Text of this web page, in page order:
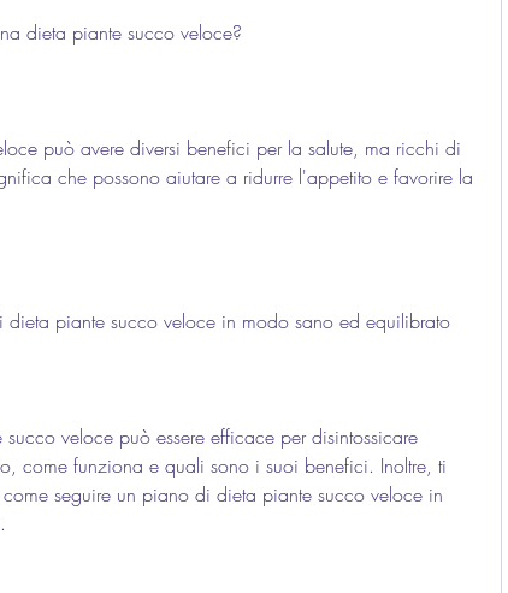
dieta piante succo veloce?
può avere diversi benefici per la salute, ma ricchi di
che possono aiutare a ridurre l'appetito e favorire la
piante succo veloce in modo sano ed equilibrato
veloce può essere efficace per disintossicare
come funziona e quali sono i suoi benefici. Inoltre, ti
seguire un piano di dieta piante succo veloce in